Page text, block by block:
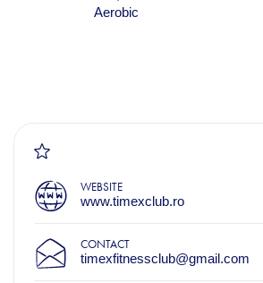
Aerobic
WEBSITE
www.timexclub.ro
CONTACT
timexfitnessclub@gmail.com